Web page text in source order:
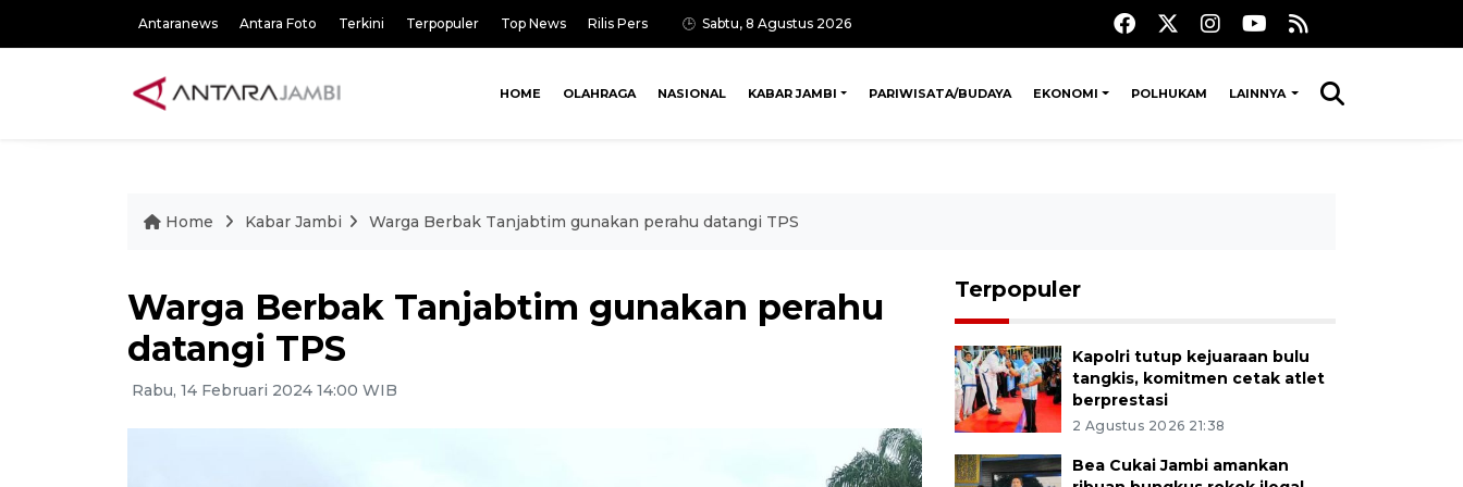
Antaranews Antara Foto Terkini Terpopuler Top News Rilis Pers Sabtu, 8 Agustus 2026
HOME OLAHRAGA NASIONAL KABAR JAMBI PARIWISATA/BUDAYA EKONOMI POLHUKAM LAINNYA
Home Kabar Jambi Warga Berbak Tanjabtim gunakan perahu datangi TPS
Warga Berbak Tanjabtim gunakan perahu
datangi TPS
Rabu, 14 Februari 2024 14:00 WIB
Terpopuler
Kapolri tutup kejuaraan bulu
tangkis, komitmen cetak atlet
berprestasi
2 Agustus 2026 21:38
Bea Cukai Jambi amankan